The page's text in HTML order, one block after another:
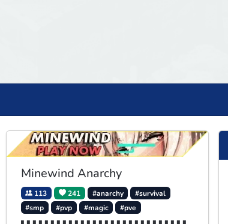
Minewind Anarchy
113 241 #anarchy
#survival
#smp
#pvp #magic #pve